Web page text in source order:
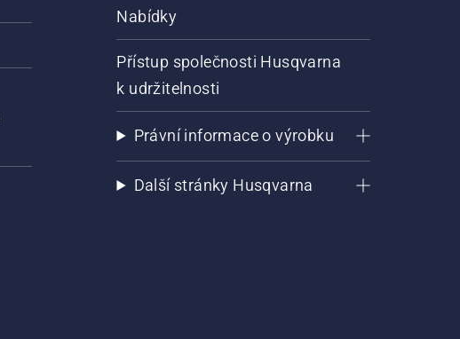
Nabídky
Přístup společnosti Husqvarna
k udržitelnosti
Právní informace o výrobku
Další stránky Husqvarna